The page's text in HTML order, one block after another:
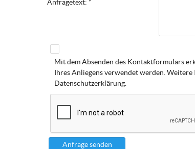
Mit dem Absenden des Kontaktformulars
Ihres Anliegens verwendet werden.
Datenschutzerklärung.
Anfrage senden
Anfragetext: *